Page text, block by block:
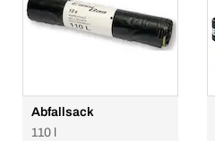
Abfallsack
110 l